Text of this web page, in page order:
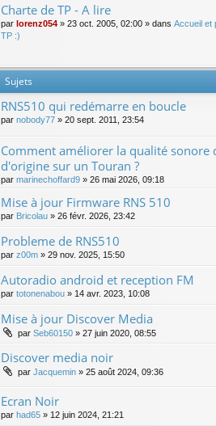
Charte de TP - A lire
par lorenz054 » 23 oct. 2005, 02:00 » dans Accueil et
TP :)
Sujets
RNS510 qui redémarre en boucle
par nobody77 » 20 sept. 2011, 23:54
Comment améliorer la qualité sonore
d'origine sur un Touran ?
par marinechoffard9 » 26 mai 2026, 09:18
Mise à jour Firmware RNS 510
par Bricolau » 26 févr. 2026, 23:42
Probleme de RNS510
par z00m » 29 nov. 2025, 15:50
Autoradio android et reception FM
par totonenabou » 14 avr. 2023, 10:08
Mise à jour Discover Media
par Seb60150 » 27 juin 2020, 08:55
Discover media noir
par Jacquemin » 25 août 2024, 09:36
Ecran Noir
par had65 » 12 juin 2024, 21:21